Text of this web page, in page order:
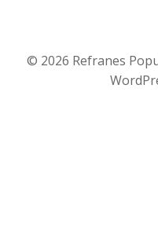
© 2026 Refranes